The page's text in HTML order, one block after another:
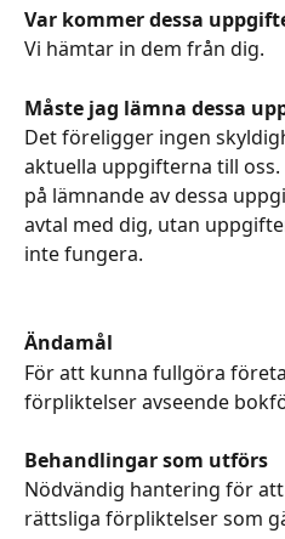
Var kommer dessa
Vi hämtar in dem från dig.
Måste jag lämna dessa
Det föreligger ingen
aktuella uppgifterna till
på lämnande av dessa
avtal med dig, utan
inte fungera.
Ändamål
För att kunna fullgöra
förpliktelser avseende
Behandlingar som utförs
Nödvändig hantering för
rättsliga förpliktelser som